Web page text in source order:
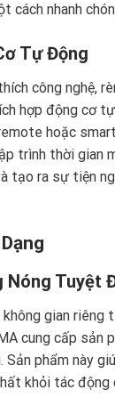
cách nhanh
Tự Động
công nghệ,
hợp động cơ
hoặc
trình thời gian
tạo ra sự tiện
Nóng Tuyệt
gian riêng
cung cấp sản
phẩm này
khỏi tác động